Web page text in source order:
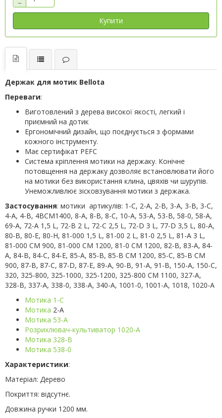
−
Купити
Держак для мотик Bellota
Переваги:
Виготовлений з дерева високої якості, легкий і
приємний на дотик
Ергономічний дизайн, що поєднується з формами
кожного інструменту.
Має сертифікат PEFC
Система кріплення мотики на держаку. Конічне
потовщення на держаку дозволяє встановлювати його
на мотики без використання клина, цвяхів чи шурупів.
Унеможливлює зісковзування мотики з держака.
Застосування: мотики артикулів: 1-C, 2-A, 2-B, 3-A, 3-B, 3-C,
4-A, 4-B, 4BCM1400, 8-A, 8-B, 8-C, 10-A, 53-A, 53-B, 58-0, 58-A,
69-A, 72-A 1,5 L, 72-B 2 L, 72-C 2,5 L, 72-D 3 L, 77-D 3,5 L, 80-A,
80-B, 80-E, 80-H, 81-000 1,5 L, 81-00 2 L, 81-0 2,5 L, 81-A 3 L,
81-000 CM 900, 81-000 CM 1200, 81-0 CM 1200, 82-B, 83-A, 84-
A, 84-B, 84-C, 84-E, 85-A, 85-B, 85-B CM 1200, 85-C, 85-B CM
900, 87-B, 87-C, 87-D, 87-E, 89-A, 90-B, 91-A, 91-B, 150-A, 150-C,
320, 325-800, 325-1000, 325-1200, 325-800 CM 1100, 327-A,
328-B, 337-A, 338-0, 338-A, 340-A, 1001-0, 1001-A, 1018, 1020-A
Мотика 1-С
Мотика 2-А
Мотика 53-А
Розрихлювач-культиватор 1020-А
Мотика 328-В
Мотика 538-0
Характеристики:
Матеріал: Дерево
Покриття: відсутнє.
Довжина ручки 1200 мм.